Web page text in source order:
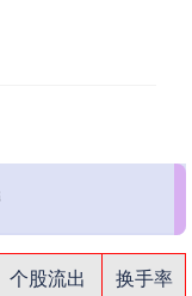
个股流出
换手率